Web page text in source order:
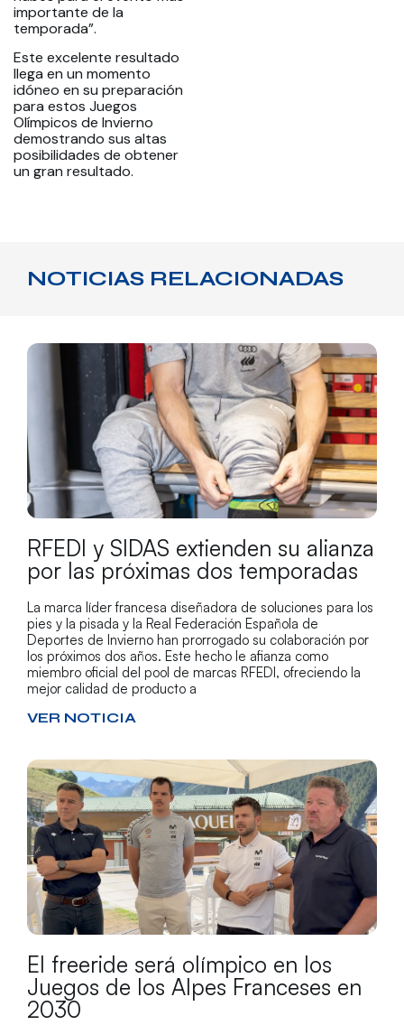
importante de la
temporada”.
Este excelente resultado
llega en un momento
idóneo en su preparación
para estos Juegos
Olímpicos de Invierno
demostrando sus altas
posibilidades de obtener
un gran resultado.
NOTICIAS RELACIONADAS
RFEDI y SIDAS extienden su alianza
por las próximas dos temporadas
La marca líder francesa diseñadora de soluciones para los
pies y la pisada y la Real Federación Española de
Deportes de Invierno han prorrogado su colaboración por
los próximos dos años. Este hecho le afianza como
miembro oficial del pool de marcas RFEDI, ofreciendo la
mejor calidad de producto a
VER NOTICIA
El freeride será olímpico en los
Juegos de los Alpes Franceses en
2030